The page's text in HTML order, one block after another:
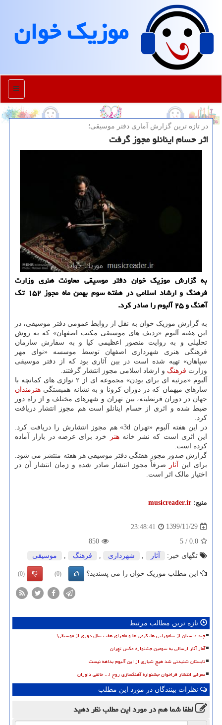
موزیك خوان
منو
در تازه ترین گزارش آماری دفتر موسیقی؛
اثر حسام اینانلو مجوز گرفت
به گزارش موزیک خوان دفتر موسیقی معاونت هنری وزارت
فرهنگ و ارشاد اسلامی در هفته سوم بهمن ماه مجوز ۱۵۲ تک
آهنگ و ۲۵ آلبوم را صادر کرد.
به گزارش موزیک خوان به نقل از روابط عمومی دفتر موسیقی، در
این هفته آلبوم «ردیف های موسیقی مکتب اصفهان» که به روش
تحلیلی و به روایت منصور اعظیمی کیا و به سفارش سازمان
فرهنگی هنری شهرداری اصفهان توسط موسسه «نوای مهر
سپاهان» تهیه شده است در بین آثاری بود که از دفتر موسیقی
وزارت فرهنگ و ارشاد اسلامی مجوز انتشار گرفتند.
آلبوم «مرثیه ای برای بودن» مجموعه ای از ۲ نوازی های کمانچه با
سازهای میهمان که در دوران کرونا و به نشانه همبستگی هنرمندان
جهان در دوران قرنطینه، بین تهران و شهرهای مختلف و از راه دور
ضبط شده و اثری از حسام اینانلو است هم مجوز انتشار دریافت
کرد.
در این هفته آلبوم «تهران 3d» هم مجوز انتشارش را دریافت کرد.
این اثری است که نشر خانههنر
خرد برای عرضه در بازار آماده
کرده است.
گزارش صدور مجوز هفتگی دفتر موسیقی هر هفته منتشر می شود.
برای این آثار
صرفاً مجوز انتشار صادر شده و زمان انتشار آن در
اختیار مالک اثر است.
منبع: musicreader.ir
1399/11/29
23:48:41
0.0
/
5
850
تگهای خبر:
آثار شهرداری فرهنگ موسیقی
این مطلب موزیک خوان را می پسندید؟ (0)
(0)
تازه ترین مطالب مرتبط
چند داستان از سامورایی ها، گرمی ها و ماجرای هفت سال دوری از موسیقی!
آمار آثار ارسالی به سومین جشنواره عکس تهران
تابستان شنیدنی شد هیچ شیاری از این آلبوم بداهه نیست
معرفی انتشار فراخوان جشنواره آهنگسازی روح ا... خالقی داوران
نظرات بینندگان در مورد این مطلب
لطفا شما همدر مورد این مطلبنظر دهید